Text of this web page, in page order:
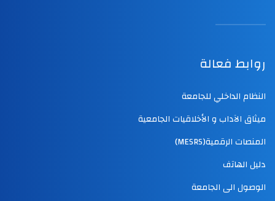
روابط فعالة
النظام الداخلي للجامعة
ميثاق الآداب و الأخلاقيات الجامعية
المنصات الرقمية(MESRS)
دليل الهاتف
الوصول الى الجامعة